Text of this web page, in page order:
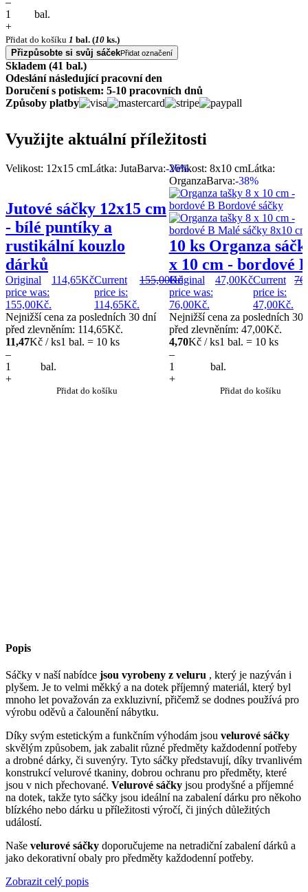
bal.
+
Přidat do košíku 1 bal. (10 ks.)
Přizpůsobte si svůj sáčekPřidat označení
Skladem (41 bal.)
Odeslání následující pracovní den
Doručení s potiskem: 5-10 pracovních dnů
Způsoby platby
Využijte aktuální příležitosti
Velikost: 12x15 cmLátka: JutaBarva:-26%
Jutové sáčky 12x15 cm
- bílé puntíky a
rustikální kouzlo
dárků
155,00Kč
Original
price was:
155,00Kč.
114,65KčCurrent
price is:
114,65Kč.
Nejnižší cena za posledních 30 dní
před zlevněním: 114,65Kč.
11,47Kč / ks1 bal. = 10 ks
–
bal.
+
Přidat do košíku
Velikost: 8x10 cmLátka:
OrganzaBarva:-38%
10 ks Organza
x 10 cm - bordové
Original
price was:
76,00Kč.
47,00KčCurrent
price is:
47,00Kč.
Nejnižší cena za posledních 30
před zlevněním: 47,00Kč.
4,70Kč / ks1 bal. = 10 ks
–
bal.
+
Přidat do košíku
Popis
Sáčky v naší nabídce jsou vyrobeny z veluru , který je nazýván i
plyšem. Je to velmi měkký a na dotek příjemný materiál, který byl
mnoho let považován za exkluzivní, přičemž se dodnes používá pro
výrobu oděvů a čalounění nábytku.
Díky svým estetickým a funkčním výhodám jsou velurové sáčky
skvělým způsobem, jak zabalit různé předměty každodenní potřeby
a drobné dárky, či suvenýry. Tyto sáčky představují, díky trvanlivém
konstrukcí velurové tkaniny, dobrou ochranu pro předměty, které
jsou v nich přechované. Velurové sáčky jsou prodyšné a příjemné
na dotek, takže tyto sáčky jsou ideální na zabalení dárku pro někoho
blízkého nebo dárku u příležitosti výročí, či jiných důležitých
událostí.
Naše velurové sáčky doporučujeme na netradiční zabalení dárků a
jako dekorativní obaly pro předměty každodenní potřeby.
Zobrazit celý popis